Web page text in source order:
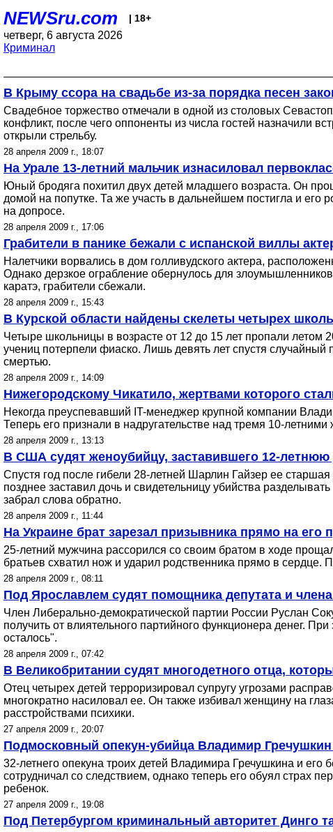
NEWSru.com | 18+
четверг, 6 августа 2026
Криминал
В Крыму ссора на свадьбе из-за порядка песен
Свадебное торжество отмечали в одной из столовых
конфликт, после чего оппоненты из числа гостей назначили
открыли стрельбу.
28 апреля 2009 г., 18:07
На Урале 13-летний мальчик изнасиловал
Юный бродяга похитил двух детей младшего возраста. Он
домой на попутке. Та же участь в дальнейшем постигла и
на допросе.
28 апреля 2009 г., 17:06
Грабители в панике бежали с испанской виллы
Налетчики ворвались в дом голливудского актера,
Однако дерзкое ограбление обернулось для
каратэ, грабители сбежали.
28 апреля 2009 г., 15:43
В Курской области найдены скелеты четырех
Четыре школьницы в возрасте от 12 до 15 лет пропали летом
учениц потерпели фиаско. Лишь девять лет спустя
смертью.
28 апреля 2009 г., 14:09
Нижегородскому Чикатило, жертвами которого
Некогда преуспевавший IT-менеджер крупной компании
Теперь его признали в надругательстве над тремя 10-
28 апреля 2009 г., 13:13
В США судят женоубийцу, заставившего 12-летнюю
Спустя год после гибели 28-летней Шарлин Гайзер ее
позднее заставил дочь и свидетельницу убийства
забрал слова обратно.
28 апреля 2009 г., 11:44
На Украине брат зарезал призывника прямо на его
25-летний мужчина рассорился со своим братом в ходе
братьев схватил нож и ударил родственника прямо в
28 апреля 2009 г., 08:11
Под Ярославлем судят помощника депутата и
Член Либерально-демократической партии России Руслан
получить от влиятельного партийного функционера денег.
осталось".
28 апреля 2009 г., 07:42
В Великобритании судят многодетного отца,
Отец четырех детей терроризировал супругу угрозами
многократно насиловал ее. Он также избивал женщину на
расстройствами психики.
27 апреля 2009 г., 20:07
Подмосковный опекун-убийца Владимир
32-летнего опекуна троих детей Владимира Гречушкина и
сотрудничал со следствием, однако теперь его обуял страх
ребенок.
27 апреля 2009 г., 19:08
Под Петербургом криминальный авторитет Динго